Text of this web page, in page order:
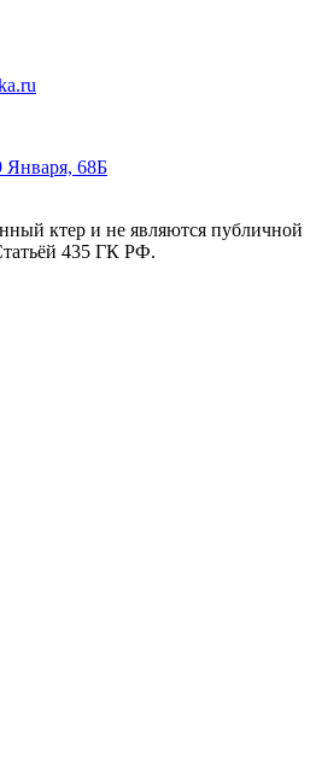
Января, 68Б
ктер и не являются публичной
435 ГК РФ.